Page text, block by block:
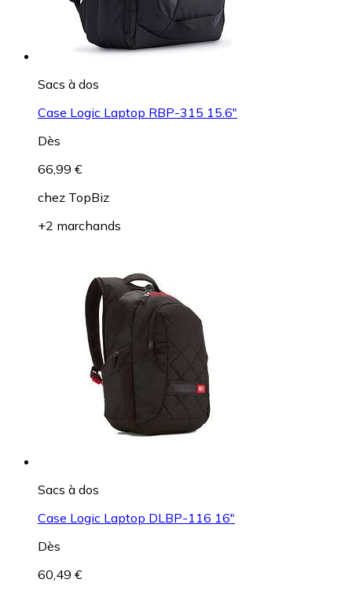
Sacs à dos
Case Logic Laptop RBP-315 15.6"
Dès
66,99 €
chez TopBiz
+2 marchands
Sacs à dos
Case Logic Laptop DLBP-116 16"
Dès
60,49 €